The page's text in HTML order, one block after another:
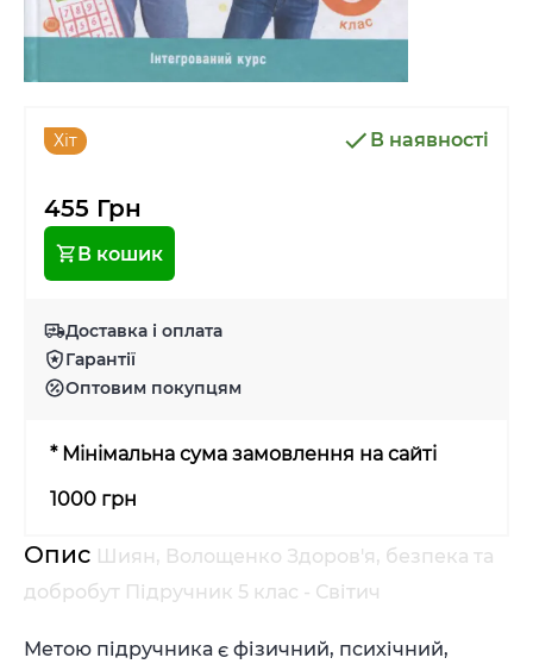
Хіт В наявності
455 Грн
В кошик
Доставка і оплата
Гарантії
Оптовим покупцям
* Мінімальна сума замовлення на сайті
1000 грн
Опис Шиян, Волощенко Здоров'я, безпека та
добробут Підручник 5 клас - Світич
Метою підручника є фізичний, психічний,